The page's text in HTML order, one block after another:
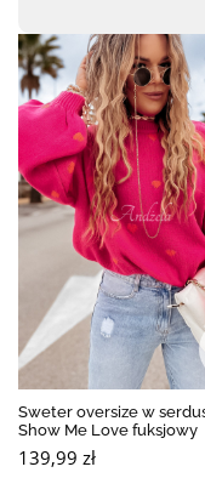
Sweter oversize w
Show Me Love fuksjowy
139,99 zł